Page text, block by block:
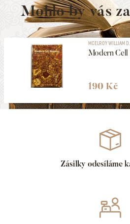
Mohlo by vás
MCELROY WILLIAM D.,
Modern
190 Kč
Zásilky odesíláme